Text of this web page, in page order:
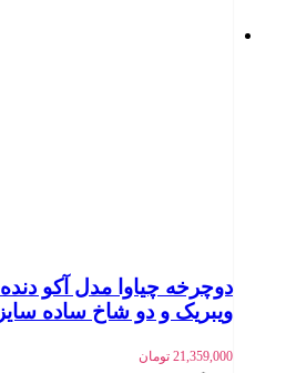
ویبریک و دو شاخ ساده سایز 24
21,359,000 تومان